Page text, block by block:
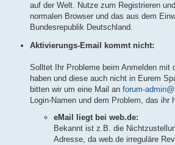
auf der Welt. Nutze zum Registrieren
normalen Browser und das aus dem
Bundesrepublik Deutschland.
Aktivierungs-Email kommt nicht:
Solltet Ihr Probleme beim Anmelden mit
haben und diese auch nicht in Eurem
bitten wir um eine Mail an forum-
Login-Namen und dem Problem, das ihr
eMail liegt bei web.de:
Bekannt ist z.B. die
Adresse, da web.de irreguläre